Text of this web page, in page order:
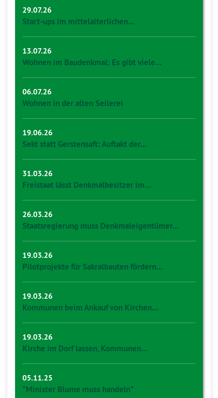
29.07.26
Start-ups im mittelalterlichen…
13.07.26
Wohnen im Baudenkmal: Es gibt viele…
06.07.26
Wohnen in der alten Seilerei
19.06.26
Sekt statt Gerstensaft: Auftakt der…
31.03.26
Freistaat lässt Denkmalbesitzer im…
26.03.26
Staatsregierung muss Denkmaleigentümer…
19.03.26
Pilotprojekte für Sakralbauten fördern…
19.03.26
Kommunen beim Ankauf von Kirchen…
19.03.26
Kirche im Dorf lassen, Kommunen…
05.11.25
"Minister Blume muss handeln"